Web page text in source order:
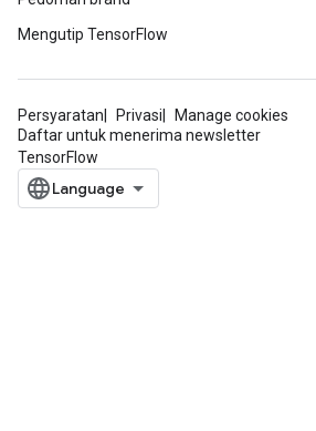
Mengutip TensorFlow
Persyaratan Privasi
Manage cookies
Daftar untuk menerima newsletter
TensorFlow